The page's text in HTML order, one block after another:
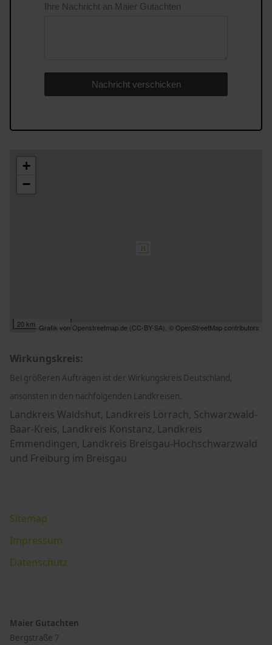
Ihre Nachricht an Maier Gutachten
Nachricht verschicken
+
−
20 km Grafik von Openstreetmap.de(CC-BY-SA), © OpenStreetMap contributors
Wirkungskreis:
Bei größeren Aufträgen ist der Wirkungskreis Deutschland,
ansonsten in den nachfolgenden Landkreisen.
Landkreis Waldshut, Landkreis Lörrach, Schwarzwald-
Baar-Kreis, Landkreis Konstanz, Landkreis
Emmendingen, Landkreis Breisgau-Hochschwarzwald
und Freiburg im Breisgau
Sitemap
Impressum
Datenschutz
Maier Gutachten
Bergstraße 7